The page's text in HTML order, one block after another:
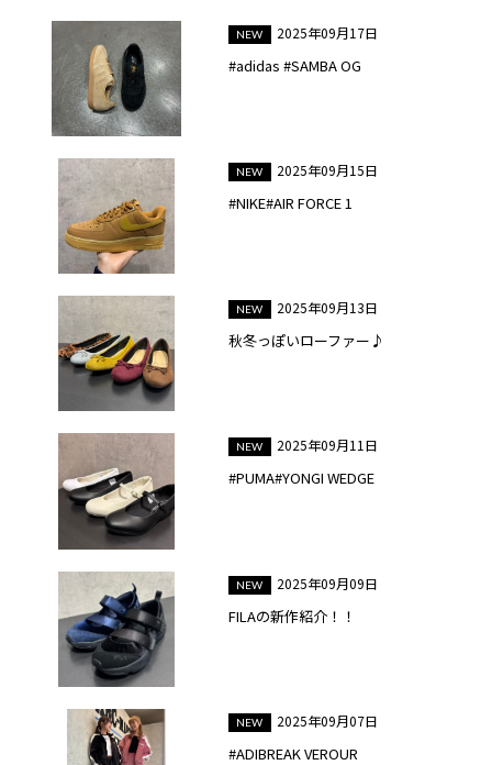
2025年09月17日
#adidas #SAMBA OG
2025年09月15日
#NIKE#AIR FORCE 1
2025年09月13日
秋冬っぽいローファー♪
2025年09月11日
#PUMA#YONGI WEDGE
2025年09月09日
FILAの新作紹介！！
2025年09月07日
#ADIBREAK VEROUR